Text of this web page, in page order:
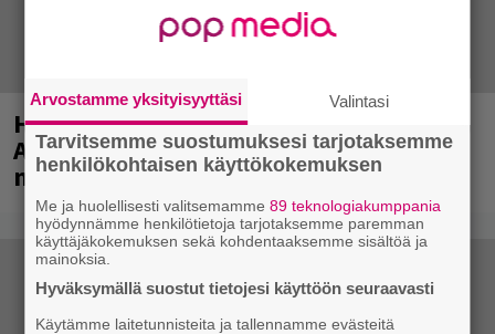
Huomenna se ilmestyy – CMX:stä tutun
A.W. Yrjänän uutuusalbumi om
mammuttimainen kokonaisuus
Arvostamme yksityisyyttäsi Valintasi
Tarvitsemme suostumuksesi tarjotaksemme
henkilökohtaisen käyttökokemuksen
Me ja huolellisesti valitsemamme89 teknologiakumppania
hyödynnämme henkilötietoja tarjotaksemme paremman
käyttäjäkokemuksen sekä kohdentaaksemme sisältöä ja
mainoksia.
Hyväksymällä suostut tietojesi käyttöön seuraavasti
Käytämme laitetunnisteita ja tallennamme evästeitä